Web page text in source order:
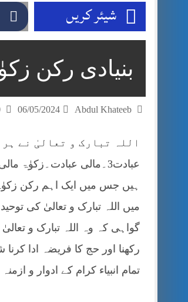
شیئر کریں
بنیادی رکن
Abdul Khateeb
06/05/2024
عبادت3۔مالی
ہیں جس میں ایک اہم رکن
میں اللہ تبارک و تعالیٰ کی
گواہی کہ وہ اللہ تبارک و
رکھنا اور حج کا فریضہ ادا
تمام انبیاء کرام کے ادوار و